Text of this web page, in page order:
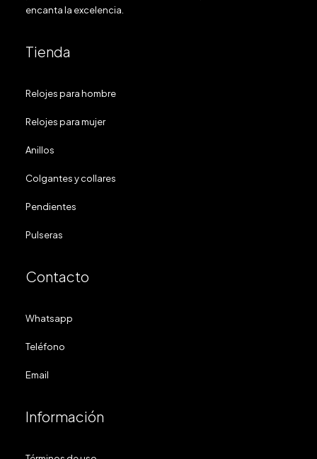
encanta la excelencia.
Tienda
Relojes para hombre
Relojes para mujer
Anillos
Colgantes y collares
Pendientes
Pulseras
Contacto
Whatsapp
Teléfono
Email
Información